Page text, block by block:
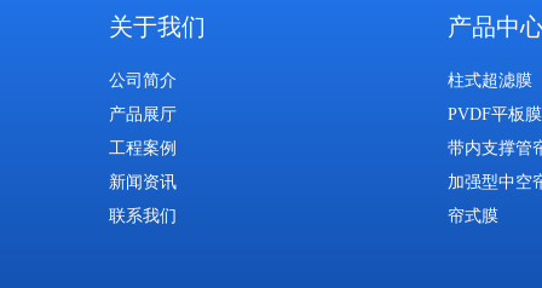
关于我们
公司简介
产品展厅
工程案例
新闻资讯
联系我们
产品中
柱式超滤膜
PVDF平板膜
带内支撑管
加强型中空
帘式膜